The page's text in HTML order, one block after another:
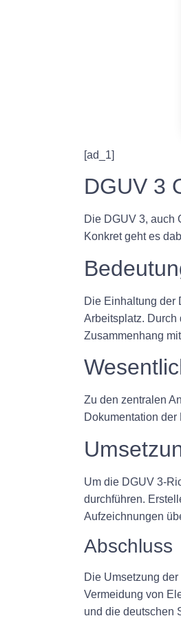
[ad_1]
DGUV 3
Die DGUV 3, auch
Konkret geht es
Die Einhaltung der
Arbeitsplatz. Durch
Zusammenhang
Zu den zentralen
Dokumentation
Um die DGUV 3-
durchführen.
Aufzeichnungen
Abschluss
Die Umsetzung
Vermeidung von
und die deutschen